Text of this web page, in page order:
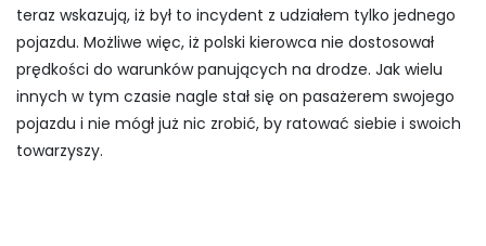
teraz wskazują, iż był to incydent z udziałem tylko jednego
pojazdu. Możliwe więc, iż polski kierowca nie dostosował
prędkości do warunków panujących na drodze. Jak wielu
innych w tym czasie nagle stał się on pasażerem swojego
pojazdu i nie mógł już nic zrobić, by ratować siebie i swoich
towarzyszy.